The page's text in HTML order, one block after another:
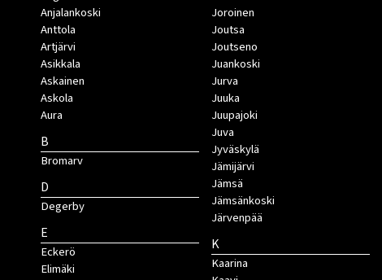
Anjalankoski
Anttola
Artjärvi
Asikkala
Askainen
Askola
Aura
B
Bromarv
D
Degerby
E
Eckerö
Elimäki
Joroinen
Joutsa
Joutseno
Juankoski
Jurva
Juuka
Juupajoki
Juva
Jyväskylä
Jämijärvi
Jämsä
Jämsänkoski
Järvenpää
K
Kaarina